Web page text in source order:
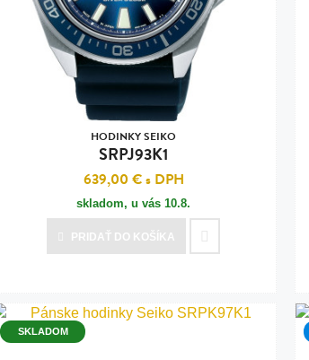
HODINKY SEIKO
SRPJ93K1
639,00 €s DPH
skladom, u vás 10.8.
PRIDAŤ DO KOŠÍKA
SKLADOM